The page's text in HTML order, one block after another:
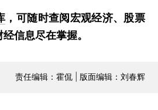
，可随时查阅宏观经济、股票
信息尽在掌握。
责任编辑：霍侃 | 版面编辑：刘春辉